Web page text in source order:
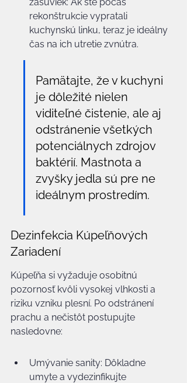
rekonštrukcie vypratali
kuchynskú linku, teraz je ideálny
čas na ich utretie zvnútra.
Pamätajte, že v kuchyni
je dôležité nielen
viditeľné čistenie, ale aj
odstránenie všetkých
potenciálnych zdrojov
baktérií. Mastnota a
zvyšky jedla sú pre ne
ideálnym prostredím.
Dezinfekcia Kúpeľňových
Zariadení
Kúpeľňa si vyžaduje osobitnú
pozornosť kvôli vysokej vlhkosti a
riziku vzniku plesní. Po odstránení
prachu a nečistôt postupujte
nasledovne:
Umývanie sanity: Dôkladne
umyte a vydezinfikujte